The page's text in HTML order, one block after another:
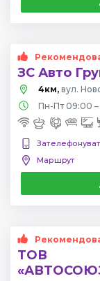
ЗС Авто
4км, вул.
Пн-Пт 09:00 –
Маршрут
ТОВ